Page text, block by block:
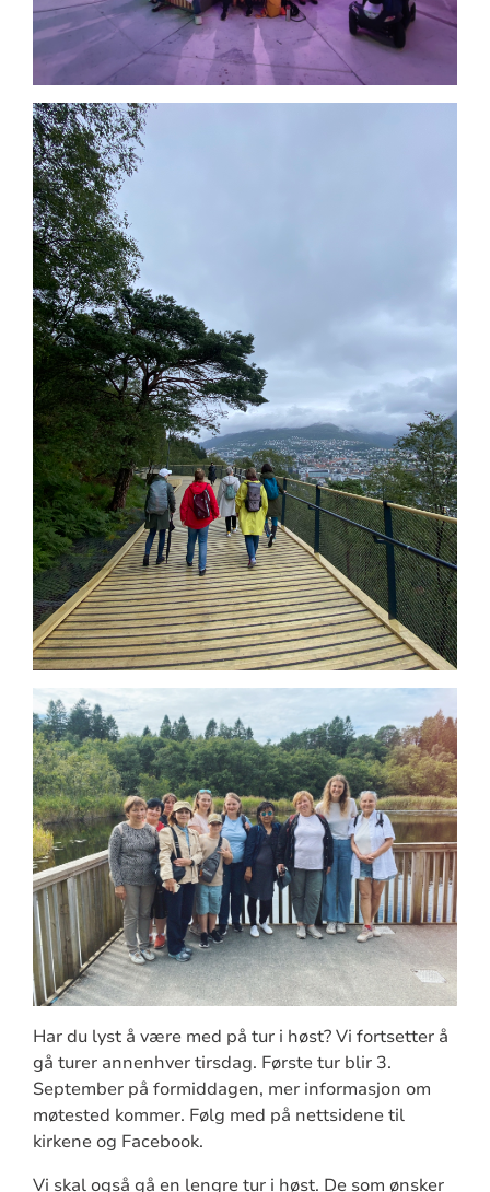
Har du lyst å være med på tur i høst? Vi fortsetter å
gå turer annenhver tirsdag. Første tur blir 3.
September på formiddagen, mer informasjon om
møtested kommer. Følg med på nettsidene til
kirkene og Facebook.
Vi skal også gå en lengre tur i høst. De som ønsker